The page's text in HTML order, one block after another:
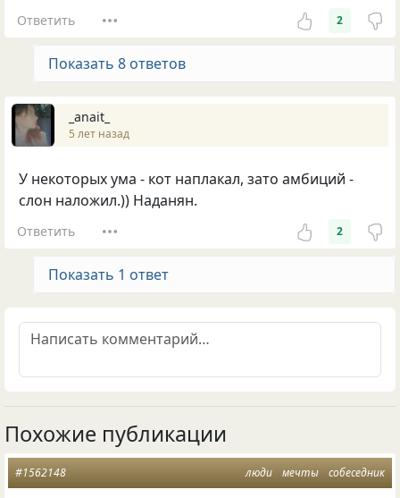
Ответить 2
Показать 8 ответов
_anait_
5 лет назад
У некоторых ума - кот наплакал, зато амбиций -
слон наложил.)) Наданян.
Ответить 2
Показать 1 ответ
Похожие публикации
люди мечты собеседник
#1562148